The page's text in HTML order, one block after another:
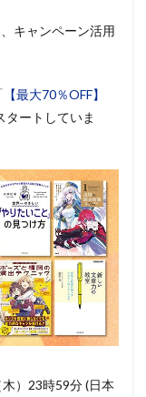
、キャンペーン活用
【最大70％OFF】
タートしていま
）23時59分 (日本